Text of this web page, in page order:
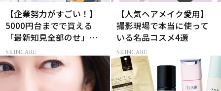
【企業努力がすごい！】
5000円台までで買える
「最新知見全部のせ」ス
キンケア名品34選
SKINCARE
【人気ヘアメイク愛用】
撮影現場で本当に使って
いる名品コスメ4選
SKINCARE